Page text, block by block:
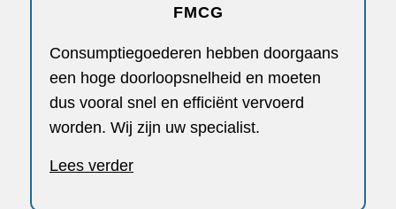
FMCG
Consumptiegoederen hebben doorgaans
een hoge doorloopsnelheid en moeten
dus vooral snel en efficiënt vervoerd
worden. Wij zijn uw specialist.
Lees verder